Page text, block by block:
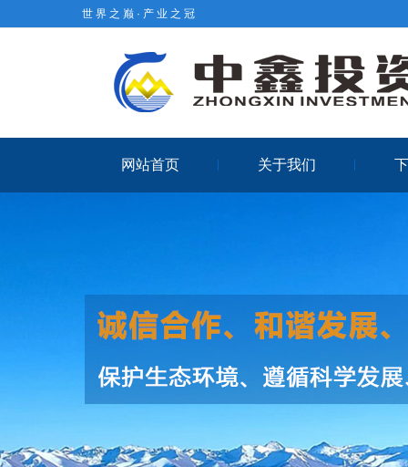
世 界 之 巅 · 产 业 之 冠
网站首页 关于我们